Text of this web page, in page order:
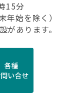
15分
年始を除く）
あります。